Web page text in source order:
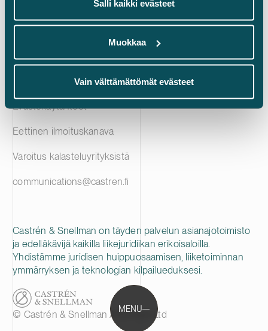
Salli kaikki evästeet
Muokkaa
Vain välttämättömät evästeet
MENU
Castrén & Snellman on täyden palvelun asianajotoimisto
ja edelläkävijä kaikilla liikejuridiikan erikoisaloilla.
Yhdistämme juridisen huippuosaamisen, liiketoiminnan
ymmärryksen ja teknologian kilpailueduksesi.
© Castrén & Snellman Attorneys Ltd
Yleiset sopimusehdot
Oikeudellinen tiedonanto
Tietosuojailmoitus
Evästekäytänteet
Eettinen ilmoituskanava
Varoitus kalasteluyrityksistä
communications@castren.fi